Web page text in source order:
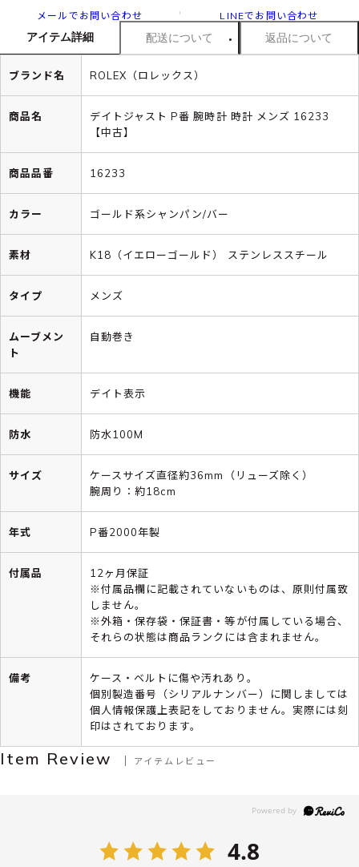
メールでお問い合わせ LINEでお問い合わせ
アイテム詳細 配送について 返品について
ブランド名 ROLEX（ロレックス）
商品名
デイトジャスト P番 腕時計 時計 メンズ 16233
【中古】
商品品番 16233
カラー ゴールド系シャンパン/バー
素材 K18（イエローゴールド） ステンレススチール
タイプ メンズ
ムーブメン
ト
自動巻き
機能 デイト表示
防水 防水100M
サイズ
ケースサイズ直径約36mm（リューズ除く）
腕周り：約18cm
年式 P番2000年製
付属品
12ヶ月保証
※付属品欄に記載されていないものは、原則付属致
しません。
※外箱・保存袋・保証書・等が付属している場合、
それらの状態は商品ランクには含まれません。
備考
ケース・ベルトに傷や汚れあり。
個別製造番号（シリアルナンバー）に関しましては
個人情報保護上表記をしておりません。実際には刻
印はされております。
Item Review アイテムレビュー
4.8